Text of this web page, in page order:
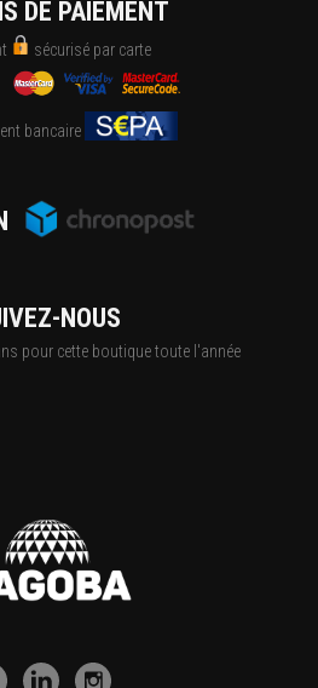
DE PAIEMENT
sécurisé par carte
bancaire
NOUS
pour cette boutique toute l'année